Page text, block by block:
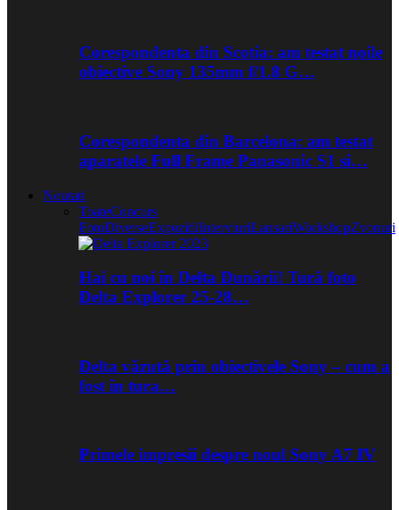
Corespondenta din Scotia: am testat noile
obiective Sony 135mm f/1.8 G…
Corespondenta din Barcelona: am testat
aparatele Full Frame Panasonic S1 si…
Noutati
ToateConcurs
FotoDiverseExpozitiiInterviuriLansariWorkshopZvonuri
Hai cu noi în Delta Dunării! Tură foto
Delta Explorer 25-28…
Delta văzută prin obiectivele Sony – cum a
fost în tura…
Primele impresii despre noul Sony A7 IV